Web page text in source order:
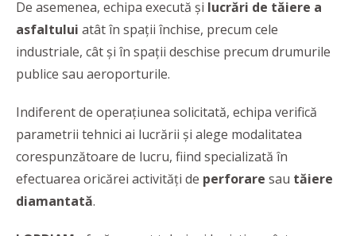
De asemenea, echipa execută și lucrări de tăiere a
asfaltului atât în spații închise, precum cele
industriale, cât și în spații deschise precum drumurile
publice sau aeroporturile.
Indiferent de operațiunea solicitată, echipa verifică
parametrii tehnici ai lucrării și alege modalitatea
corespunzătoare de lucru, fiind specializată în
efectuarea oricărei activități de perforare sau tăiere
diamantată.